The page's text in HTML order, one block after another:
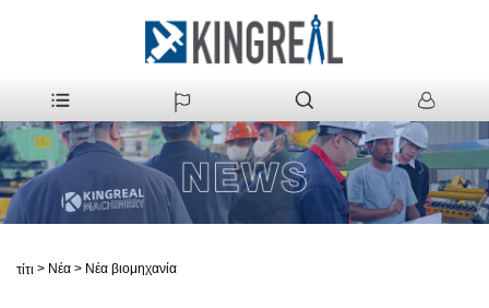
Σπίτι > Νέα > Νέα βιομηχανία